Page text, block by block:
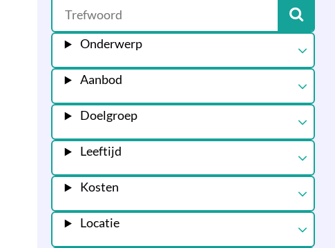
Onderwerp
Aanbod
Doelgroep
Leeftijd
Kosten
Locatie